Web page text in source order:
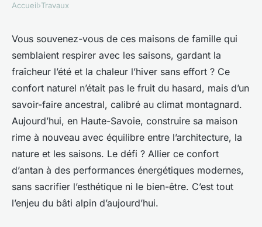
Top 5 raisons de choisir Eko
système pour vos projets en
Haute-Savoie
Auberte•12/05/2026 10:39•11 min de lecture
Accueil›Travaux
Vous souvenez-vous de ces maisons de famille qui
semblaient respirer avec les saisons, gardant la
fraîcheur l’été et la chaleur l’hiver sans effort ? Ce
confort naturel n’était pas le fruit du hasard, mais d’un
savoir-faire ancestral, calibré au climat montagnard.
Aujourd’hui, en Haute-Savoie, construire sa maison
rime à nouveau avec équilibre entre l’architecture, la
nature et les saisons. Le défi ? Allier ce confort
d’antan à des performances énergétiques modernes,
sans sacrifier l’esthétique ni le bien-être. C’est tout
l’enjeu du bâti alpin d’aujourd’hui.